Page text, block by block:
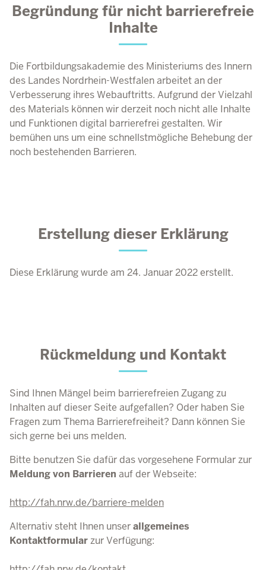
Begründung für nicht barrierefreie
Inhalte
Die Fortbildungsakademie des Ministeriums des Innern
des Landes Nordrhein-Westfalen arbeitet an der
Verbesserung ihres Webauftritts. Aufgrund der Vielzahl
des Materials können wir derzeit noch nicht alle Inhalte
und Funktionen digital barrierefrei gestalten. Wir
bemühen uns um eine schnellstmögliche Behebung der
noch bestehenden Barrieren.
Erstellung dieser Erklärung
Diese Erklärung wurde am 24. Januar 2022 erstellt.
Rückmeldung und Kontakt
Sind Ihnen Mängel beim barrierefreien Zugang zu
Inhalten auf dieser Seite aufgefallen? Oder haben Sie
Fragen zum Thema Barrierefreiheit? Dann können Sie
sich gerne bei uns melden.
Bitte benutzen Sie dafür das vorgesehene Formular zur
Meldung von Barrieren auf der Webseite:
http://fah.nrw.de/barriere-melden
Alternativ steht Ihnen unserallgemeines
Kontaktformularzur Verfügung: